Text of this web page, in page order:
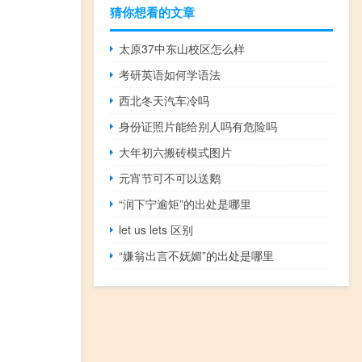
猜你想看的文章
太原37中东山校区怎么样
考研英语如何学语法
西北冬天汽车冷吗
身份证照片能给别人吗有危险吗
大年初六搬砖模式图片
元宵节可不可以送鹅
“润下宁逾矩”的出处是哪里
let us lets 区别
“嫌翁出言不妩媚”的出处是哪里